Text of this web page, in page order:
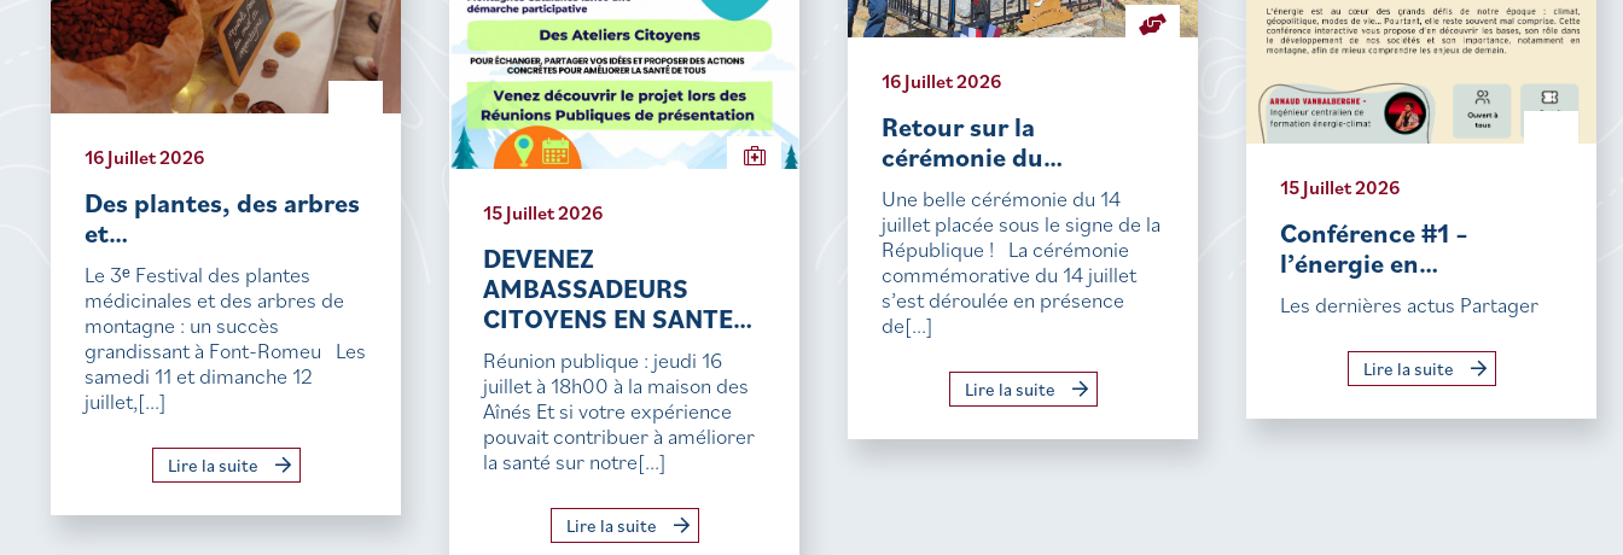
16 Juillet 2026
Retour sur la
cérémonie du…
Une belle cérémonie du 14
juillet placée sous le signe de la
République ! La cérémonie
commémorative du 14 juillet
s’est déroulée en présence
de[...]
Lire la suite
16 Juillet 2026
Des plantes, des arbres
et…
Le 3ᵉ Festival des plantes
médicinales et des arbres de
montagne : un succès
grandissant à Font-Romeu Les
samedi 11 et dimanche 12
juillet,[...]
Lire la suite
15 Juillet 2026
Conférence #1 –
l’énergie en…
Les dernières actus Partager
Lire la suite
15 Juillet 2026
DEVENEZ
AMBASSADEURS
CITOYENS EN SANTE…
Réunion publique : jeudi 16
juillet à 18h00 à la maison des
Aînés Et si votre expérience
pouvait contribuer à améliorer
la santé sur notre[...]
Lire la suite